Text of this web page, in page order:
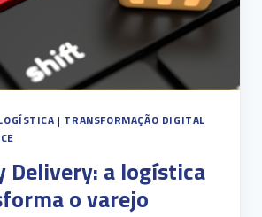
| TRANSFORMAÇÃO DIGITAL
Delivery: a logística
o varejo